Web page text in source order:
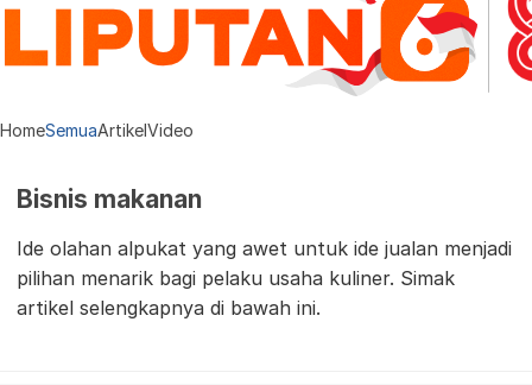
HomeSemuaArtikelVideo
Bisnis makanan
Ide olahan alpukat yang awet untuk ide jualan menjadi
pilihan menarik bagi pelaku usaha kuliner. Simak
artikel selengkapnya di bawah ini.